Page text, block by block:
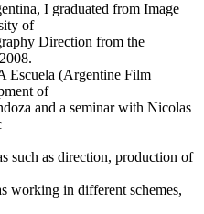
I graduated from Image
of
Direction from the
Escuela (Argentine Film
of
and a seminar with Nicolas
such as direction, production of
working in different schemes,